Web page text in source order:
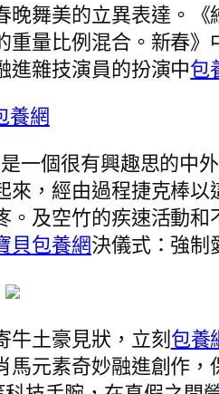
舞美的立異表達。
量比例混合。新春
進雜技演員的扮演中包
養網
一個很有興趣思的中
，經由過程捷克棒以
。及空竹的疾速活動
貝包養網決儀式：強制
牛土豪見狀，立刻 包養
元素奇妙融進創作，